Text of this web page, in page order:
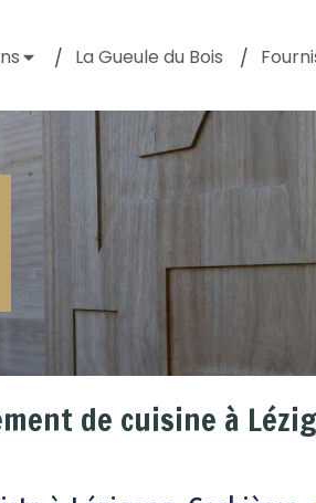
La Gueule du Bois
de cuisine à